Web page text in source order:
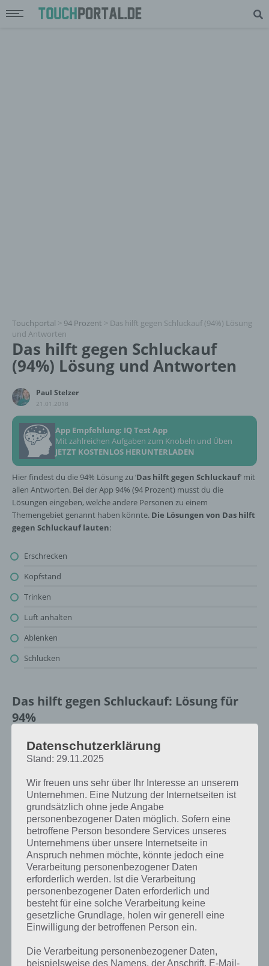
Touchportal > 94 Prozent > Das hilft gegen Schluckauf (94%) Lösung
und Antworten
Das hilft gegen Schluckauf
(94%) Lösung und Antworten
Paul Stelzer
21.01.2018
App Empfehlung: IQ Test App
Mit zahlreichen Aufgaben zum Knobeln und Üben
JETZT KOSTENLOS HERUNTERLADEN
Hier findest du die 94% Lösung zu ‘Das hilft gegen Schluckauf‘ mit
allen Antworten. Bei der App 94% (94 Prozent) musst du die
Lösungen eingeben, welche andere Personen zu einem
Themengebiet genannt haben könnte. Die Lösungen von Das hilft
gegen Schluckauf lauten:
Erschrecken
Kopfstand
Trinken
Luft anhalten
Ablenken
Schlucken
Das hilft gegen Schluckauf: Lösung für
94%
Oben findest du bereits die Lösung rund um Das hilft gegen
Schluckauf. Da die Reihenfolge bei jedem Spieler anders ist, können
Komplettlösung jedoch trotzdem zu jedem Sachverhalt die
entsprechenden Antworten findest!
Weitere Lösungen zu 94%
gesucht? Schaue inunsere
Komplettlösung zur App! Dort
kannst du mit der Suche
schnell die Antworten und
Lösungen der über 300 Level
finden!
Datenschutzerklärung
Stand: 29.11.2025
Wir freuen uns sehr über Ihr Interesse an unserem
Unternehmen. Eine Nutzung der Internetseiten ist
grundsätzlich ohne jede Angabe
personenbezogener Daten möglich. Sofern eine
betroffene Person besondere Services unseres
Unternehmens über unsere Internetseite in
Anspruch nehmen möchte, könnte jedoch eine
Verarbeitung personenbezogener Daten
erforderlich werden. Ist die Verarbeitung
personenbezogener Daten erforderlich und
besteht für eine solche Verarbeitung keine
gesetzliche Grundlage, holen wir generell eine
Einwilligung der betroffenen Person ein.
Die Verarbeitung personenbezogener Daten,
beispielsweise des Namens, der Anschrift, E-Mail-